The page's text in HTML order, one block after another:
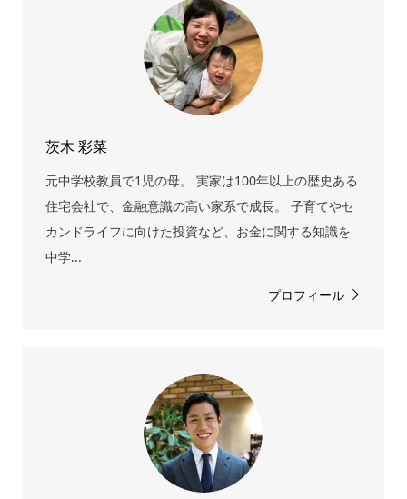
茨木 彩菜
元中学校教員で1児の母。 実家は100年以上の歴史ある
住宅会社で、金融意識の高い家系で成長。 子育てやセ
カンドライフに向けた投資など、お金に関する知識を
中学...
プロフィール